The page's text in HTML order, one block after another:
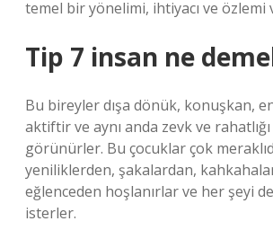
temel bir yönelimi, ihtiyacı ve özlemi
Tip 7 insan ne
Bu bireyler dışa dönük, konuşkan,
aktiftir ve aynı anda zevk ve
görünürler. Bu çocuklar çok
yeniliklerden, şakalardan,
eğlenceden hoşlanırlar ve her şeyi
isterler.